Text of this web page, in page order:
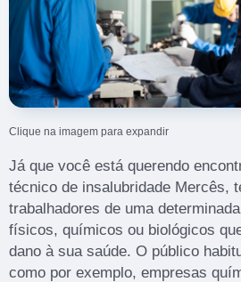
Clique na imagem para expandir
Já que você está querendo
técnico de insalubridade Mercês,
trabalhadores de uma
físicos, químicos ou biológicos
dano à sua saúde. O público
como por exemplo, empresas